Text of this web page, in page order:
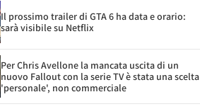
Il prossimo trailer di GTA 6 ha data e orario:
sarà visibile su Netflix
Per Chris Avellone la mancata uscita di un
nuovo Fallout con la serie TV è stata una scelta
'personale', non commerciale